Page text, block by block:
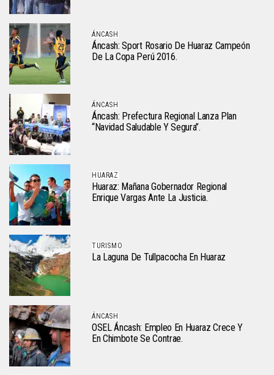
ÁNCASH
Áncash: Sport Rosario De Huaraz Campeón
De La Copa Perú 2016.
ÁNCASH
Áncash: Prefectura Regional Lanza Plan
“Navidad Saludable Y Segura”.
HUARAZ
Huaraz: Mañana Gobernador Regional
Enrique Vargas Ante La Justicia.
TURISMO
La Laguna De Tullpacocha En Huaraz
ÁNCASH
OSEL Áncash: Empleo En Huaraz Crece Y
En Chimbote Se Contrae.